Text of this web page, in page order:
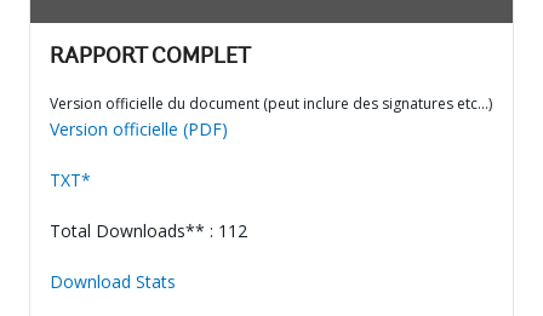
RAPPORT COMPLET
Version officielle du document (peut inclure des signatures etc…)
Version officielle (PDF)
TXT*
Total Downloads** : 112
Download Stats